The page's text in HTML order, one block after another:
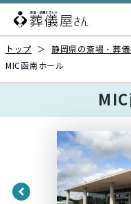
トップ ＞ 静岡県の斎場・葬
MIC函南ホール